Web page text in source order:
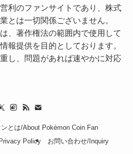
利のファンサイトであり、株式
とは一切関係ございません。
、著作権法の範囲内で使用して
報提供を目的としております。
し、問題があれば速やかに対応
とは/About Pokémon Coin Fan
Policy
お問い合わせ/Inquiry